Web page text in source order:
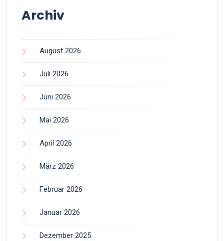
Archiv
August 2026
Juli 2026
Juni 2026
Mai 2026
April 2026
März 2026
Februar 2026
Januar 2026
Dezember 2025